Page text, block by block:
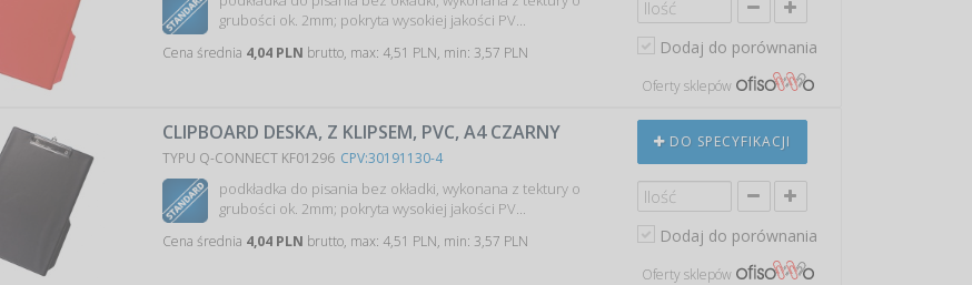
grubości ok. 2mm; pokryta wysokiej jakości PV...
Cena średnia 4,04 PLN brutto, max: 4,51 PLN, min: 3,57 PLN Dodaj do porównania
Oferty sklepów
CLIPBOARD DESKA, Z KLIPSEM, PVC, A4 CZARNY
TYPU Q-CONNECT KF01296 CPV:30191130-4
podkładka do pisania bez okładki, wykonana z tektury o
grubości ok. 2mm; pokryta wysokiej jakości PV...
Cena średnia 4,04 PLN brutto, max: 4,51 PLN, min: 3,57 PLN
DO SPECYFIKACJI
Dodaj do porównania
Oferty sklepów